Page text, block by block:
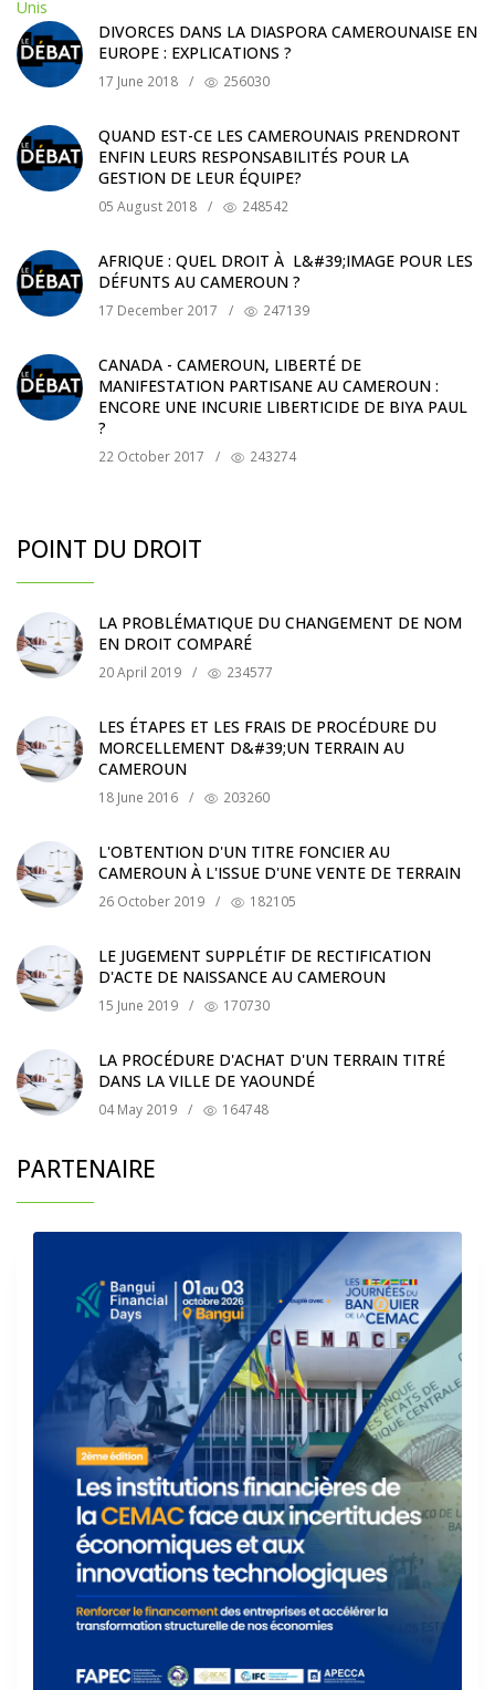
DIVORCES DANS LA DIASPORA CAMEROUNAISE EN
EUROPE : EXPLICATIONS ?
17 June 2018 / 256030
QUAND EST-CE LES CAMEROUNAIS PRENDRONT
ENFIN LEURS RESPONSABILITÉS POUR LA
GESTION DE LEUR ÉQUIPE?
05 August 2018 / 248542
AFRIQUE : QUEL DROIT À L&#39;IMAGE POUR LES
DÉFUNTS AU CAMEROUN ?
17 December 2017 / 247139
CANADA - CAMEROUN, LIBERTÉ DE
MANIFESTATION PARTISANE AU CAMEROUN :
ENCORE UNE INCURIE LIBERTICIDE DE BIYA PAUL
?
22 October 2017 / 243274
POINT DU DROIT
LA PROBLÉMATIQUE DU CHANGEMENT DE NOM
EN DROIT COMPARÉ
20 April 2019 / 234577
LES ÉTAPES ET LES FRAIS DE PROCÉDURE DU
MORCELLEMENT D&#39;UN TERRAIN AU
CAMEROUN
18 June 2016 / 203260
L'OBTENTION D'UN TITRE FONCIER AU
CAMEROUN À L'ISSUE D'UNE VENTE DE TERRAIN
26 October 2019 / 182105
LE JUGEMENT SUPPLÉTIF DE RECTIFICATION
D'ACTE DE NAISSANCE AU CAMEROUN
15 June 2019 / 170730
LA PROCÉDURE D'ACHAT D'UN TERRAIN TITRÉ
DANS LA VILLE DE YAOUNDÉ
04 May 2019 / 164748
PARTENAIRE